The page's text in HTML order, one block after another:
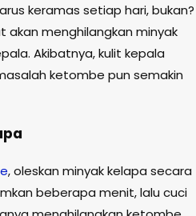
keramas setiap hari, bukan?
akan menghilangkan minyak
Akibatnya, kulit kepala
ketombe pun semakin
, oleskan minyak kelapa secara
beberapa menit, lalu cuci